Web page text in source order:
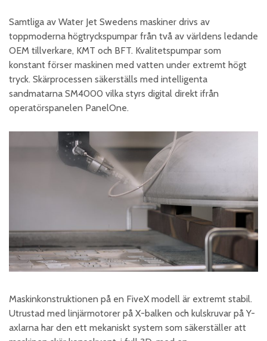
Samtliga av Water Jet Swedens maskiner drivs av
toppmoderna högtryckspumpar från två av världens ledande
OEM tillverkare, KMT och BFT. Kvalitetspumpar som
konstant förser maskinen med vatten under extremt högt
tryck. Skärprocessen säkerställs med intelligenta
sandmatarna SM4000 vilka styrs digital direkt ifrån
operatörspanelen PanelOne.
Maskinkonstruktionen på en FiveX modell är extremt stabil.
Utrustad med linjärmotorer på X-balken och kulskruvar på Y-
axlarna har den ett mekaniskt system som säkerställer att